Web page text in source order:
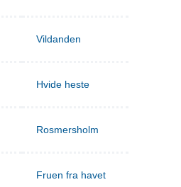
Vildanden
Hvide heste
Rosmersholm
Fruen fra havet